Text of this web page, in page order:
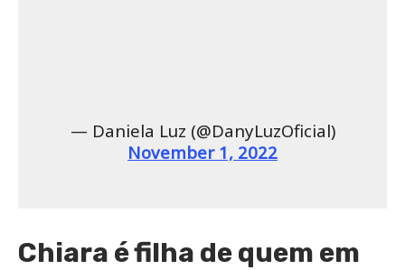
— Daniela Luz (@DanyLuzOficial)
November 1, 2022
Chiara é filha de quem em